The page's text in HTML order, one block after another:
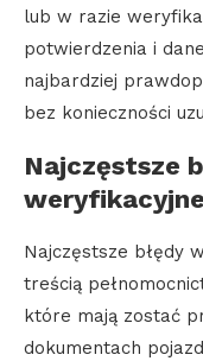
lub w razie
potwierdzenia i
najbardziej
bez konieczności
Najczęstsze
Najczęstsze błędy
treścią
które mają zostać
dokumentach